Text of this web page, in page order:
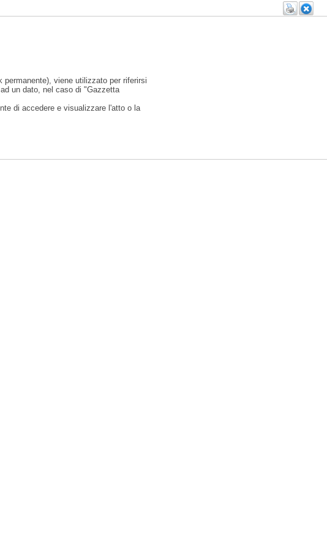
permanente), viene utilizzato per riferirsi
un dato, nel caso di "Gazzetta
di accedere e visualizzare l'atto o la